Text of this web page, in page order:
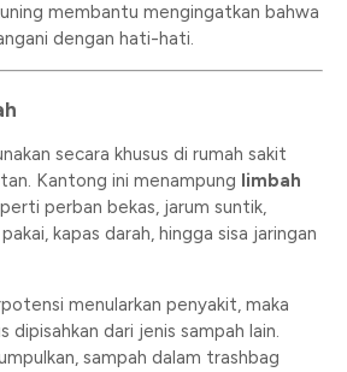
membantu mengingatkan bahwa
dengan hati-hati.
secara khusus di rumah sakit
Kantong ini menampung limbah
perban bekas, jarum suntik,
kapas darah, hingga sisa jaringan
menularkan penyakit, maka
dipisahkan dari jenis sampah lain.
sampah dalam trashbag